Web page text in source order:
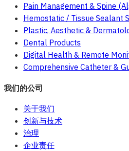
Pain Management & Spine
Hemostatic / Tissue Sealant
Plastic, Aesthetic &
Dental Products
Digital Health & Remote
Comprehensive Catheter &
我们的公司
关于我们
创新与技术
治理
企业责任